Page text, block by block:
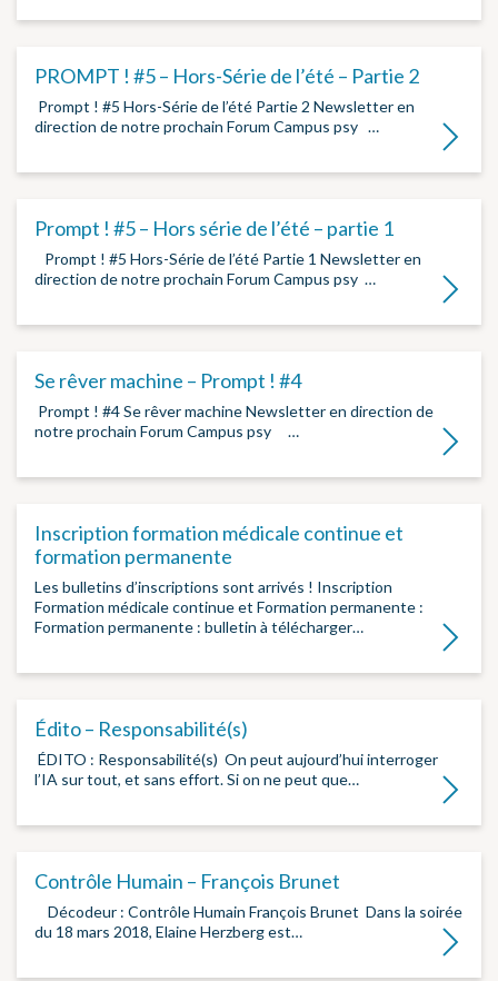
PROMPT ! #5 – Hors-Série de l’été – Partie 2
­ Prompt ! #5 Hors-Série de l’été Partie 2 Newsletter en
direction de notre prochain Forum Campus psy ­…
Lire la
Prompt ! #5 – Hors série de l’été – partie 1
­ Prompt ! #5 Hors-Série de l’été Partie 1 Newsletter en
direction de notre prochain Forum Campus psy …
Lire la
Se rêver machine – Prompt ! #4
­ Prompt ! #4 Se rêver machine Newsletter en direction de
notre prochain Forum Campus psy ­ ­ ­…
Lire la
Inscription formation médicale continue et
formation permanente
Les bulletins d’inscriptions sont arrivés ! Inscription
Formation médicale continue et Formation permanente :
Formation permanente : bulletin à télécharger…
Lire la
Édito – Responsabilité(s)
­ ÉDITO : Responsabilité(s) ­ On peut aujourd’hui interroger
l’IA sur tout, et sans effort. Si on ne peut que…
Lire la
Contrôle Humain – François Brunet
­ ­ Décodeur : Contrôle Humain François Brunet ­ Dans la soirée
du 18 mars 2018, Elaine Herzberg est…
Lire la